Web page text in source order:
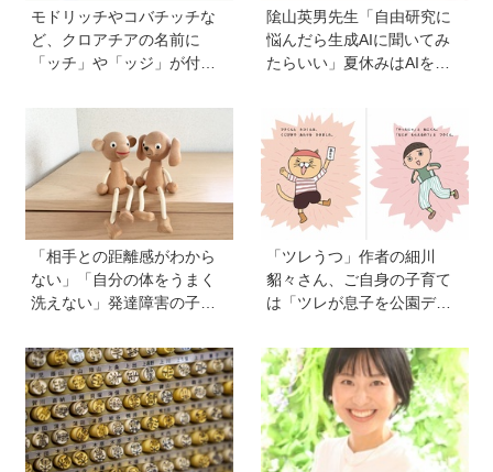
モドリッチやコバチッチな
ど、クロアチアの名前に
「ッチ」や「ッジ」が付く
際問題】
隂山英男先生「自由研究に
悩んだら生成AIに聞いてみ
たらいい」夏休みはAIを活
今しかできないことをして
ほしい
「相手との距離感がわから
ない」「自分の体をうまく
洗えない」発達障害の子ど
と・性教育のポイントは？
【『発達障害の子の性のル
ール』著者に聞いた】
「ツレうつ」作者の細川
貂々さん、ご自身の子育て
は「ツレが息子を公園デビ
いた」ーー初の創作絵本
「タネがひとつぶ」は幼か
った息子さんと共作した思
い出のストーリー